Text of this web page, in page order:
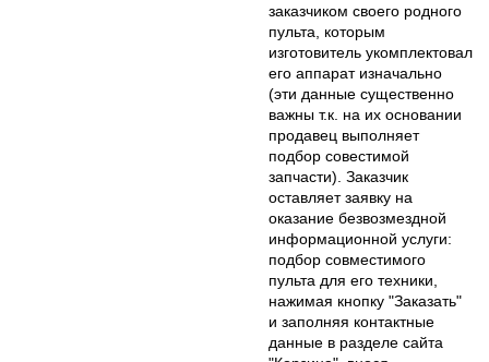
заказчиком своего родного
пульта, которым
изготовитель укомплектовал
его аппарат изначально
(эти данные существенно
важны т.к. на их основании
продавец выполняет
подбор совестимой
запчасти). Заказчик
оставляет заявку на
оказание безвозмездной
информационной услуги:
подбор совместимого
пульта для его техники,
нажимая кнопку "Заказать"
и заполняя контактные
данные в разделе сайта